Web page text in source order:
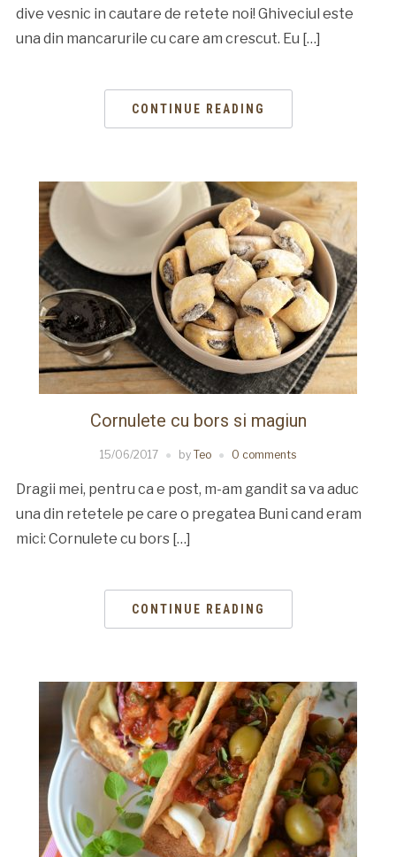
dive vesnic in cautare de retete noi! Ghiveciul este
una din mancarurile cu care am crescut. Eu […]
CONTINUE READING
Cornulete cu bors si magiun
15/06/2017 by Teo 0 comments
Dragii mei, pentru ca e post, m-am gandit sa va aduc
una din retetele pe care o pregatea Buni cand eram
mici: Cornulete cu bors […]
CONTINUE READING